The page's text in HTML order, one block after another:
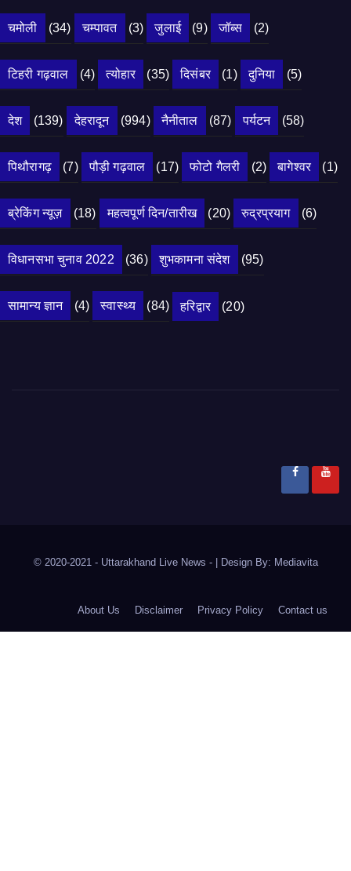
चमोली (34) चम्पावत (3) जुलाई (9) जॉब्स (2)
टिहरी गढ़वाल (4) त्योहार (35) दिसंबर (1) दुनिया (5)
देश (139) देहरादून (994) नैनीताल (87) पर्यटन (58)
पिथौरागढ़ (7) पौड़ी गढ़वाल (17) फोटो गैलरी (2) बागेश्वर (1)
ब्रेकिंग न्यूज़ (18) महत्वपूर्ण दिन/तारीख (20) रुद्रप्रयाग (6)
विधानसभा चुनाव 2022 (36) शुभकामना संदेश (95)
सामान्य ज्ञान (4) स्वास्थ्य (84) हरिद्वार (20)
© 2020-2021 - Uttarakhand Live News - Design By: Mediavita
About Us Disclaimer Privacy Policy Contact us